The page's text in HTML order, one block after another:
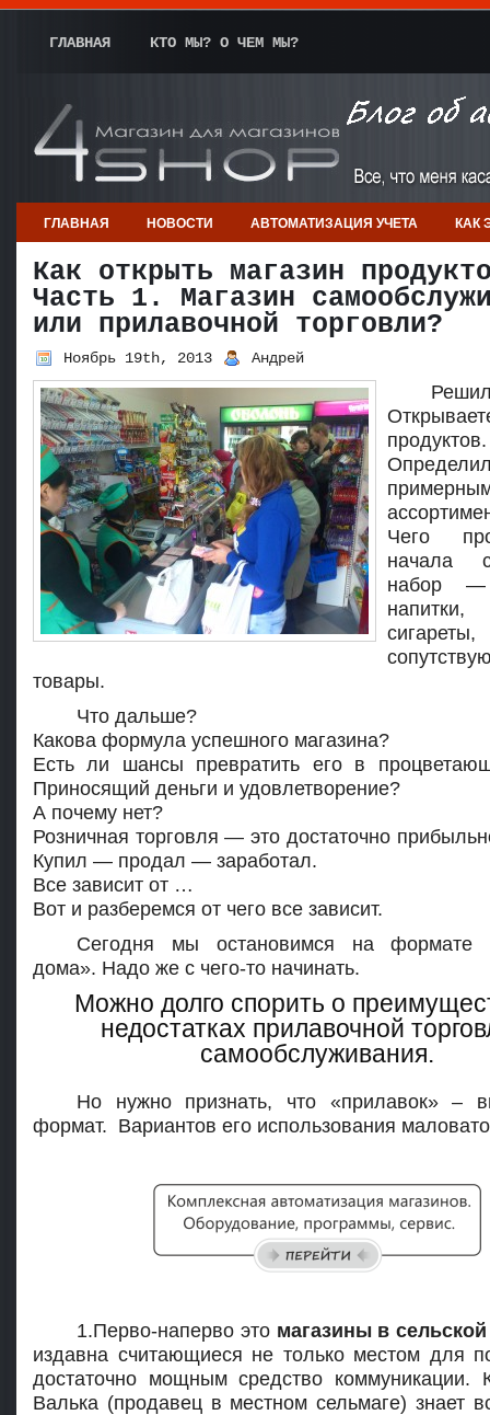
ГЛАВНАЯ КТО МЫ? О ЧЕМ МЫ?
ГЛАВНАЯ НОВОСТИ АВТОМАТИЗАЦИЯ УЧЕТА КАК
Как открыть магазин
Часть 1. Магазин
или прилавочной торговли?
Ноябрь 19th, 2013 Андрей
продуктов.
Чего
начала
набор —
сигареты,
товары.
Что дальше?
Какова формула успешного магазина?
Есть ли шансы превратить его в
Приносящий деньги и удовлетворение?
А почему нет?
Розничная торговля — это достаточно
Купил — продал — заработал.
Все зависит от …
Вот и разберемся от чего все зависит.
Сегодня мы остановимся на формате
дома». Надо же с чего-то начинать.
Можно долго спорить о
недостатках прилавочной
самообслуживания.
Но нужно признать, что «прилавок» –
формат. Вариантов его использования
1.Перво-наперво это магазины в
издавна считающиеся не только местом для
достаточно мощным средство коммуникации.
Валька (продавец в местном сельмаге) знает